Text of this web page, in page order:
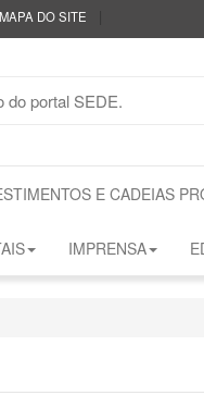
MAPA DO SITE
E CADEIAS
IMPRENSA